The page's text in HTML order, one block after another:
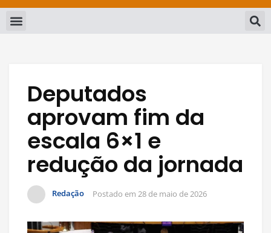
Deputados
aprovam fim da
escala 6×1 e
redução da jornada
Redação Postado em 28 de maio de 2026